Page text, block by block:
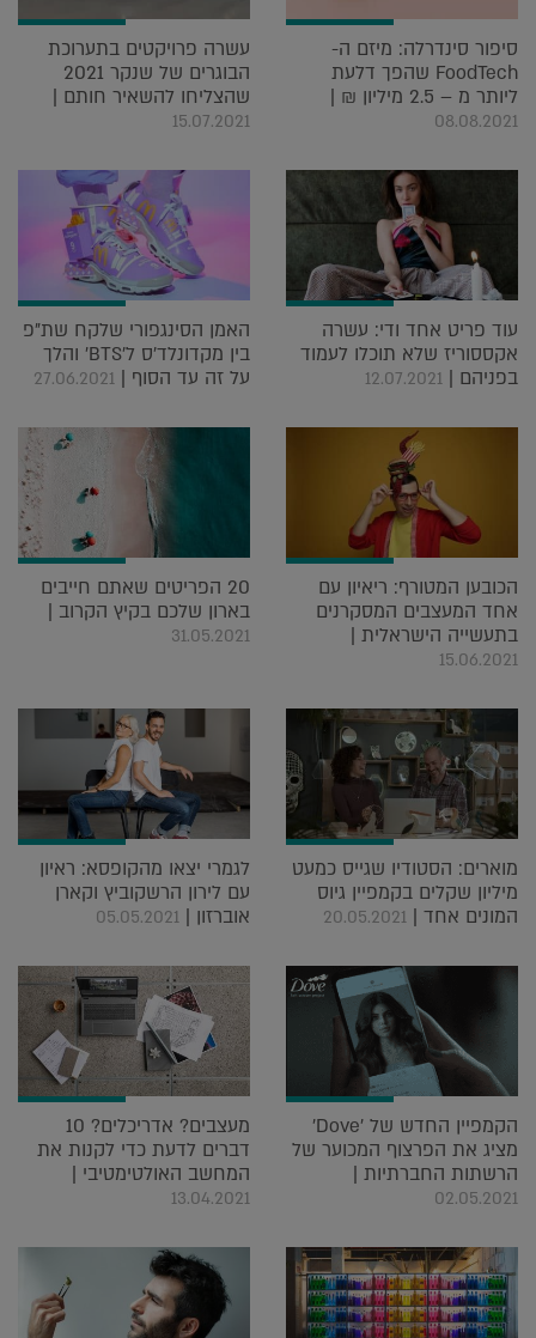
סיפור סינדרלה: מיזם ה-
FoodTech שהפך דלעת
ליותר מ – 2.5 מיליון ₪ |
08.08.2021
עשרה פרויקטים בתערוכת
הבוגרים של שנקר 2021
שהצליחו להשאיר חותם |
15.07.2021
עוד פריט אחד ודי: עשרה
אקססוריז שלא תוכלו לעמוד
בפניהם | 12.07.2021
האמן הסינגפורי שלקח שת"פ
בין מקדונלד'ס ל'BTS' והלך
על זה עד הסוף | 27.06.2021
הכובען המטורף: ריאיון עם
אחד המעצבים המסקרנים
בתעשייה הישראלית |
15.06.2021
20 הפריטים שאתם חייבים
בארון שלכם בקיץ הקרוב |
31.05.2021
מוארים: הסטודיו שגייס כמעט
מיליון שקלים בקמפיין גיוס
המונים אחד | 20.05.2021
לגמרי יצאו מהקופסא: ראיון
עם לירון הרשקוביץ וקארן
אוברזון | 05.05.2021
הקמפיין החדש של 'Dove'
מציג את הפרצוף המכוער של
הרשתות החברתיות |
02.05.2021
מעצבים? אדריכלים? 10
דברים לדעת כדי לקנות את
המחשב האולטימטיבי |
13.04.2021